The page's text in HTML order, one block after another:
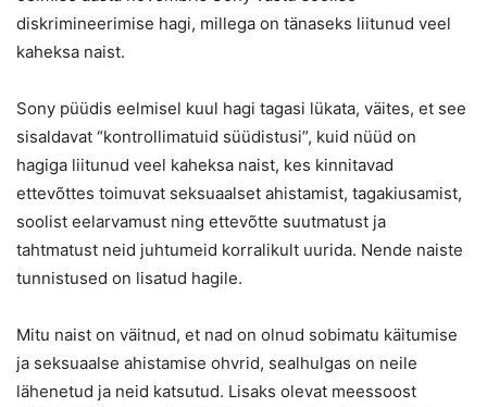
diskrimineerimise hagi, millega on tänaseks liitunud veel
kaheksa naist.
Sony püüdis eelmisel kuul hagi tagasi lükata, väites, et see
sisaldavat “kontrollimatuid süüdistusi”, kuid nüüd on
hagiga liitunud veel kaheksa naist, kes kinnitavad
ettevõttes toimuvat seksuaalset ahistamist, tagakiusamist,
soolist eelarvamust ning ettevõtte suutmatust ja
tahtmatust neid juhtumeid korralikult uurida. Nende naiste
tunnistused on lisatud hagile.
Mitu naist on väitnud, et nad on olnud sobimatu käitumise
ja seksuaalse ahistamise ohvrid, sealhulgas on neile
lähenetud ja neid katsutud. Lisaks olevat meessoost